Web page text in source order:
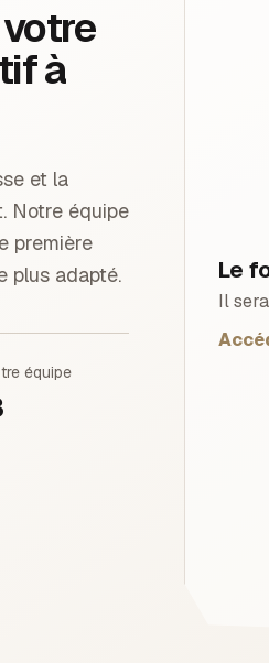
à
et la
Notre équipe
première
plus adapté.
équipe
Le
Il